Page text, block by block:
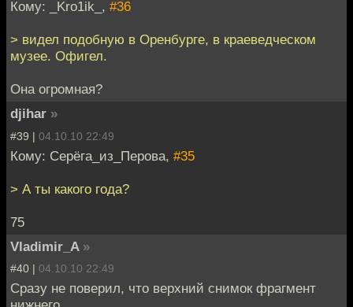
Кому: _Kro1ik_, #36
> видел подобную в Оренбурге, в краеведческом
музее. Офигел.
Она огромная?
djihar »
#39 | 04.10.10 22:49
Кому: Серёга_из_Перова, #35
> А ты какого года?
75
Vladimir_A »
#40 | 04.10.10 22:49
Сразу не поверил, что верхний снимок фрагмент